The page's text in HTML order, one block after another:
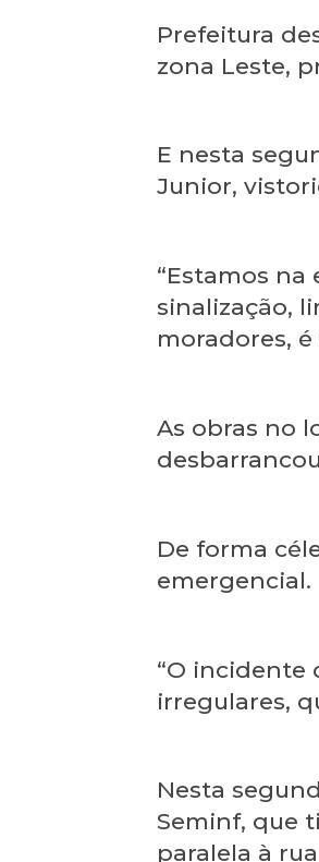
Prefeitura
zona Leste,
E nesta
Junior,
“Estamos
sinalização,
moradores,
As obras no
De forma
emergencial.
“O incidente
irregulares,
Nesta
Seminf, que
paralela à